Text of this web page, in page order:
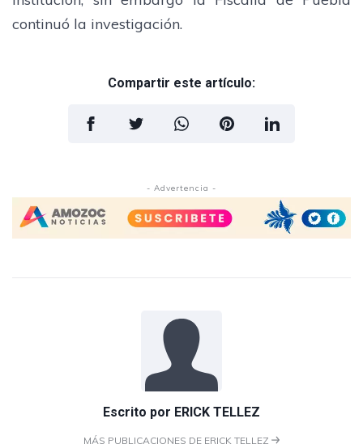
continuó la investigación.
Compartir este artículo:
- Advertencia -
Escrito por ERICK TELLEZ
MÁS PUBLICACIONES DE ERICK TELLEZ